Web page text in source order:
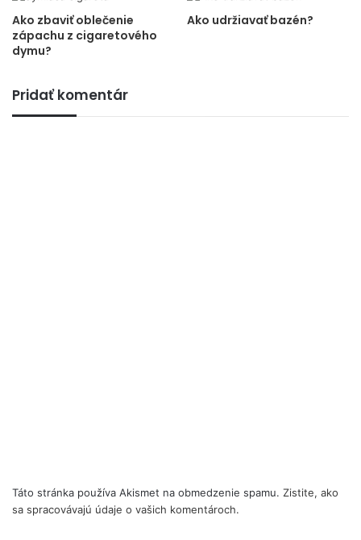
Ako zbaviť oblečenie
zápachu z cigaretového
dymu?
Ako udržiavať bazén?
Pridať komentár
Táto stránka používa Akismet na obmedzenie spamu. Zistite, ako
sa spracovávajú údaje o vašich komentároch.